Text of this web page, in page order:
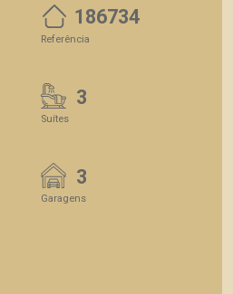
186734
Referência
3
Suítes
3
Garagens